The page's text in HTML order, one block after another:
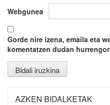
Webgunea
Gorde nire izena, emaila eta
komentatzen dudan
AZKEN BIDALKETAK